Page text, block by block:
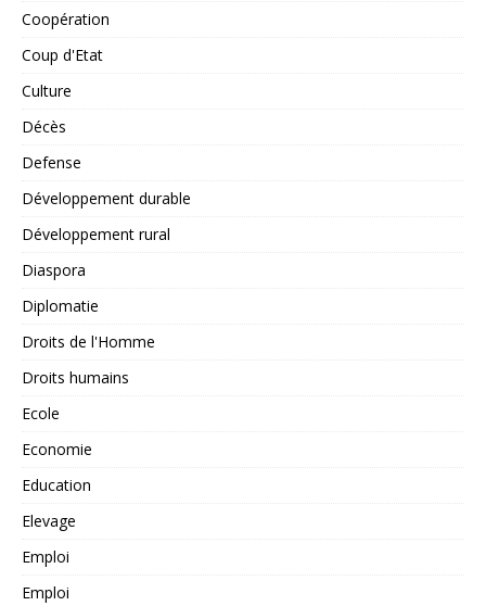
Coopération
Coup d'Etat
Culture
Décès
Defense
Développement durable
Développement rural
Diaspora
Diplomatie
Droits de l'Homme
Droits humains
Ecole
Economie
Education
Elevage
Emploi
Emploi